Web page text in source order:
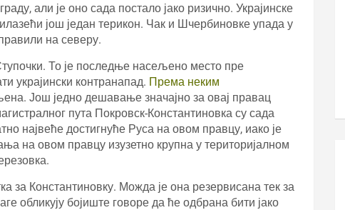
али је оно сада постало јако ризично. Украјинске
још један терикон. Чак и Шчербиновке упада у
на северу.
То је последње насељено место пре
украјински контранапад. Према неким
Још једно дешавање значајно за овај правац
пута Покровск-Константиновка су сада
највеће достигнуће Руса на овом правцу, иако је
на овом правцу изузетно крупна у територијалном
за Константиновку. Можда је она резервисана тек за
обликују бојиште говоре да ће одбрана бити јако